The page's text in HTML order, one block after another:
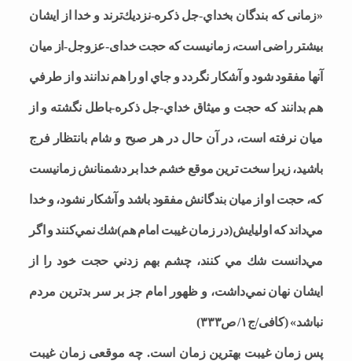
«زمانی كه بندگان بخداي-جل ذكره-نزديك‌ترند و خدا از ايشان
بيشتر راضی است، زمانيست كه حجت خدای-عزوجل-از ميان
آنها مفقود شود و آشكار نگردد و جاي او را هم ندانند و از طرفي
هم بدانند كه حجت و ميثاق خداي-جل ذكره-باطل نگشته و از
ميان نرفته است، در آن حال در هر صبح و شام بانتظار فرج
باشيد، زيرا سخت ترين موقع خشم خدا بر دشمنانش زمانيست
كه، حجت او از ميان بندگانش مفقود باشد و آشكار نشود، و خدا
مي‌داند كه اوليايش(در زمان غيبت امام هم)شك نمي‌كنند و اگر
مي‌دانست شك مي كنند، چشم بهم زدني حجت خود را از
ايشان نهان نمي‌داشت، و ظهور امام جز بر سر بدترين مردم
نباشد» (کافی/ج۱/ ص۳۳۳)
پس زمان غیبت بهترین زمان است. چه موقعی زمان غیبت